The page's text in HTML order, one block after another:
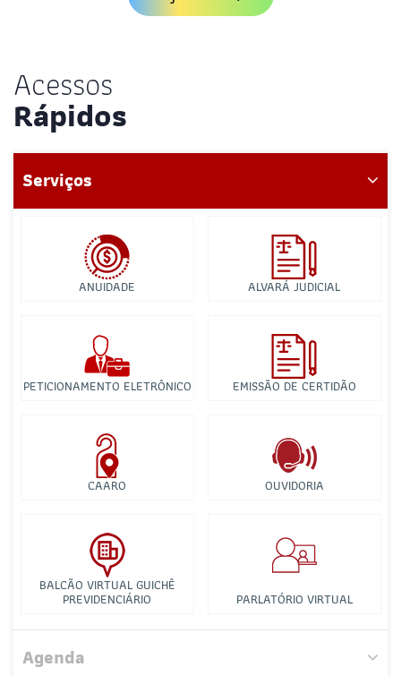
Acessos
Rápidos
Serviços
ANUIDADE ALVARÁ JUDICIAL
PETICIONAMENTO ELETRÔNICO EMISSÃO DE CERTIDÃO
CAARO OUVIDORIA
BALCÃO VIRTUAL GUICHÊ
PREVIDENCIÁRIO PARLATÓRIO VIRTUAL
Agenda